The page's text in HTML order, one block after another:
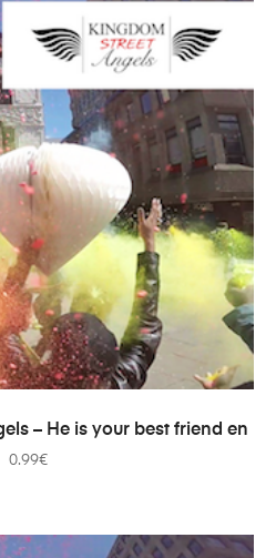
AL CARRITO
– He is your best friend en
0.99€